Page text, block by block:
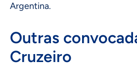
Argentina.
Outras
Cruzeiro